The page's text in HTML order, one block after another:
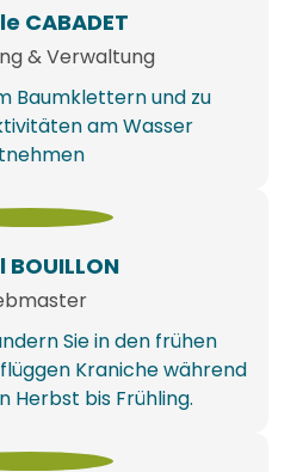
CABADET
& Verwaltung
Baumklettern und zu
am Wasser
BOUILLON
Sie in den frühen
Kraniche während
Herbst bis Frühling.